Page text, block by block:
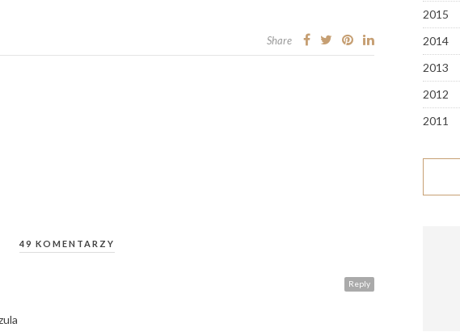
Share
49 KOMENTARZY
Reply
2015
2014
2013
2012
2011